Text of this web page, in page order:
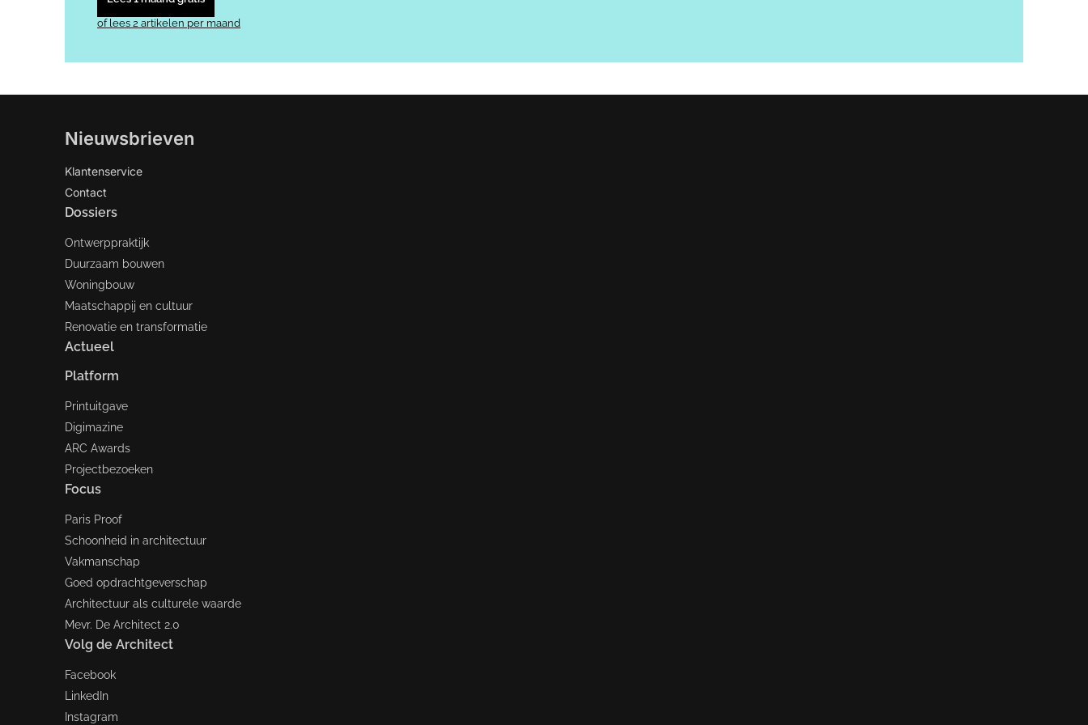
of lees 2 artikelen per maand
Nieuwsbrieven
Klantenservice
Contact
Dossiers
Ontwerppraktijk
Duurzaam bouwen
Woningbouw
Maatschappij en cultuur
Renovatie en transformatie
Actueel
Platform
Printuitgave
Digimazine
ARC Awards
Projectbezoeken
Focus
Paris Proof
Schoonheid in architectuur
Vakmanschap
Goed opdrachtgeverschap
Architectuur als culturele waarde
Mevr. De Architect 2.0
Volg de Architect
Facebook
LinkedIn
Instagram